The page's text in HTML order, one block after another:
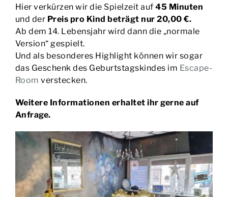
Hier verkürzen wir die Spielzeit auf 45 Minuten
und der Preis pro Kind beträgt nur 20,00 €.
Ab dem 14. Lebensjahr wird dann die „normale
Version“ gespielt.
Und als besonderes Highlight können wir sogar
das Geschenk des Geburtstagskindes im Escape-
Room verstecken.
Weitere Informationen erhaltet ihr gerne auf
Anfrage.